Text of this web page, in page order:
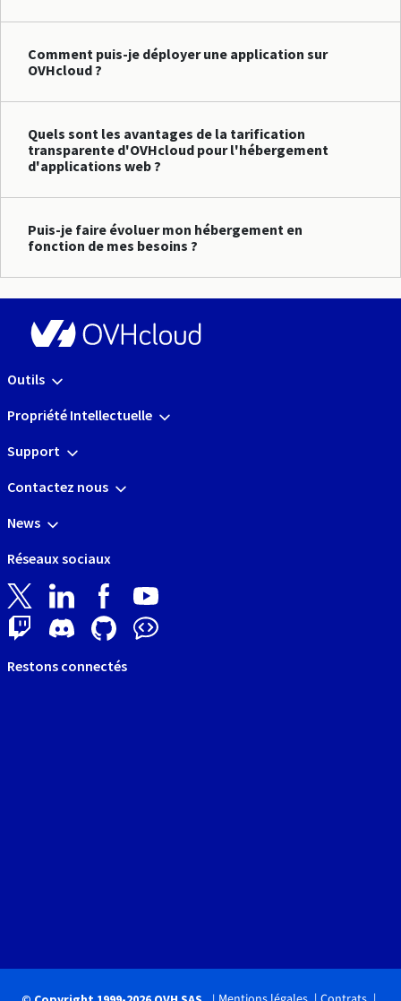
Comment puis-je déployer une application sur
OVHcloud ?
Quels sont les avantages de la tarification
transparente d'OVHcloud pour l'hébergement
d'applications web ?
Puis-je faire évoluer mon hébergement en
fonction de mes besoins ?
Outils
Propriété Intellectuelle
Support
Contactez nous
News
Réseaux sociaux
Restons connectés